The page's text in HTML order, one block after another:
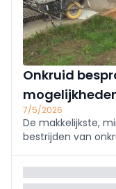
Onkruid
7/5/2026
De makkelijkste,
bestrijden van
gereglementeerd,
regelmatig